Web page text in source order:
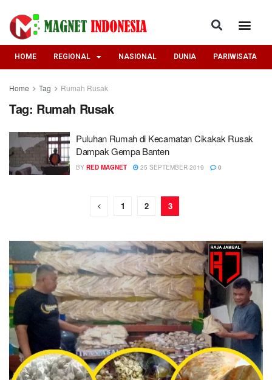
HOME REGIONAL NASIONAL DUNIA PARIWISATA
Home Tag Rumah Rusak
Tag: Rumah Rusak
Puluhan Rumah di Kecamatan Cikakak Rusak
Dampak Gempa Banten
BY RED MAGNET 25 SEPTEMBER 2019 0
1 2 3